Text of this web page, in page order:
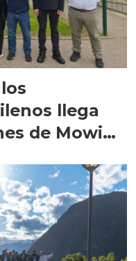
llega
de Mowi